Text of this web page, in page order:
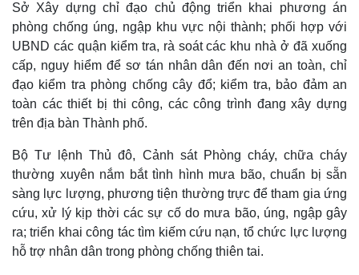
Sở Xây dựng chỉ đạo chủ động triển khai phương án
phòng chống úng, ngập khu vực nội thành; phối hợp với
UBND các quận kiểm tra, rà soát các khu nhà ở đã xuống
cấp, nguy hiểm để sơ tán nhân dân đến nơi an toàn, chỉ
đạo kiểm tra phòng chống cây đổ; kiểm tra, bảo đảm an
toàn các thiết bị thi công, các công trình đang xây dựng
trên địa bàn Thành phố.
Bộ Tư lệnh Thủ đô, Cảnh sát Phòng cháy, chữa cháy
thường xuyên nắm bắt tình hình mưa bão, chuẩn bị sẵn
sàng lực lượng, phương tiện thường trực để tham gia ứng
cứu, xử lý kịp thời các sự cố do mưa bão, úng, ngập gây
ra; triển khai công tác tìm kiếm cứu nạn, tổ chức lực lượng
hỗ trợ nhân dân trong phòng chống thiên tai.